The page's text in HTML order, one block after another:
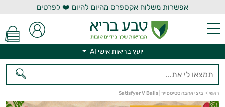
אפשרות משלוח אקספרס מהיום להיום ❤️ לפרטים
יועץ בריאות אישי AI
ראשי > ביצי אהבה סטיספייר | Satisfyer V Balls